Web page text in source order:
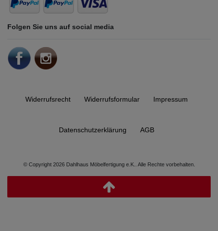
Folgen Sie uns auf social media
Widerrufs­recht Widerrufs­formular Impressum
Daten­schutz­erklärung AGB
© Copyright 2026 Dahlhaus Möbelfertigung e.K.. Alle Rechte vorbehalten.